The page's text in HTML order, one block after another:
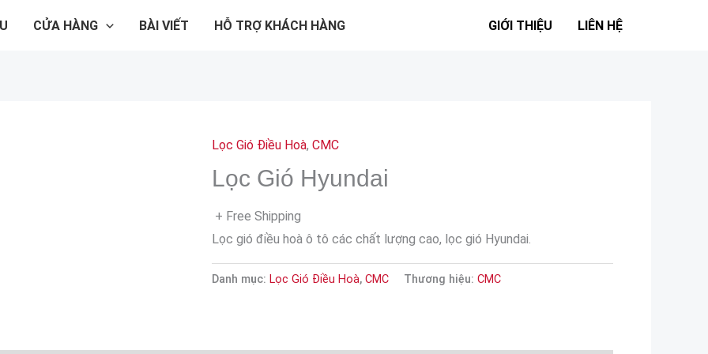
CỬA HÀNG BÀI VIẾT HỖ TRỢ KHÁCH HÀNG GIỚI THIỆU LIÊN HỆ
Lọc Gió Điều Hoà,CMC
Lọc Gió Hyundai
+ Free Shipping
Lọc gió điều hoà ô tô các chất lượng cao, lọc gió Hyundai.
Danh mục: Lọc Gió Điều Hoà,CMC Thương hiệu:CMC